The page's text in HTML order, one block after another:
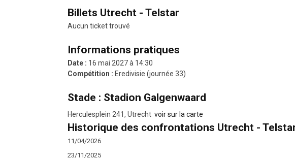
Billets Utrecht - Telstar
Aucun ticket trouvé
Informations pratiques
Date : 16 mai 2027 à 14:30
Compétition : Eredivisie (journée 33)
Stade : Stadion Galgenwaard
Herculesplein 241, Utrecht voir sur la carte
Historique des confrontations Utrecht -
11/04/2026
23/11/2025